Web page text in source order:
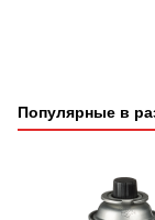
Популярные в